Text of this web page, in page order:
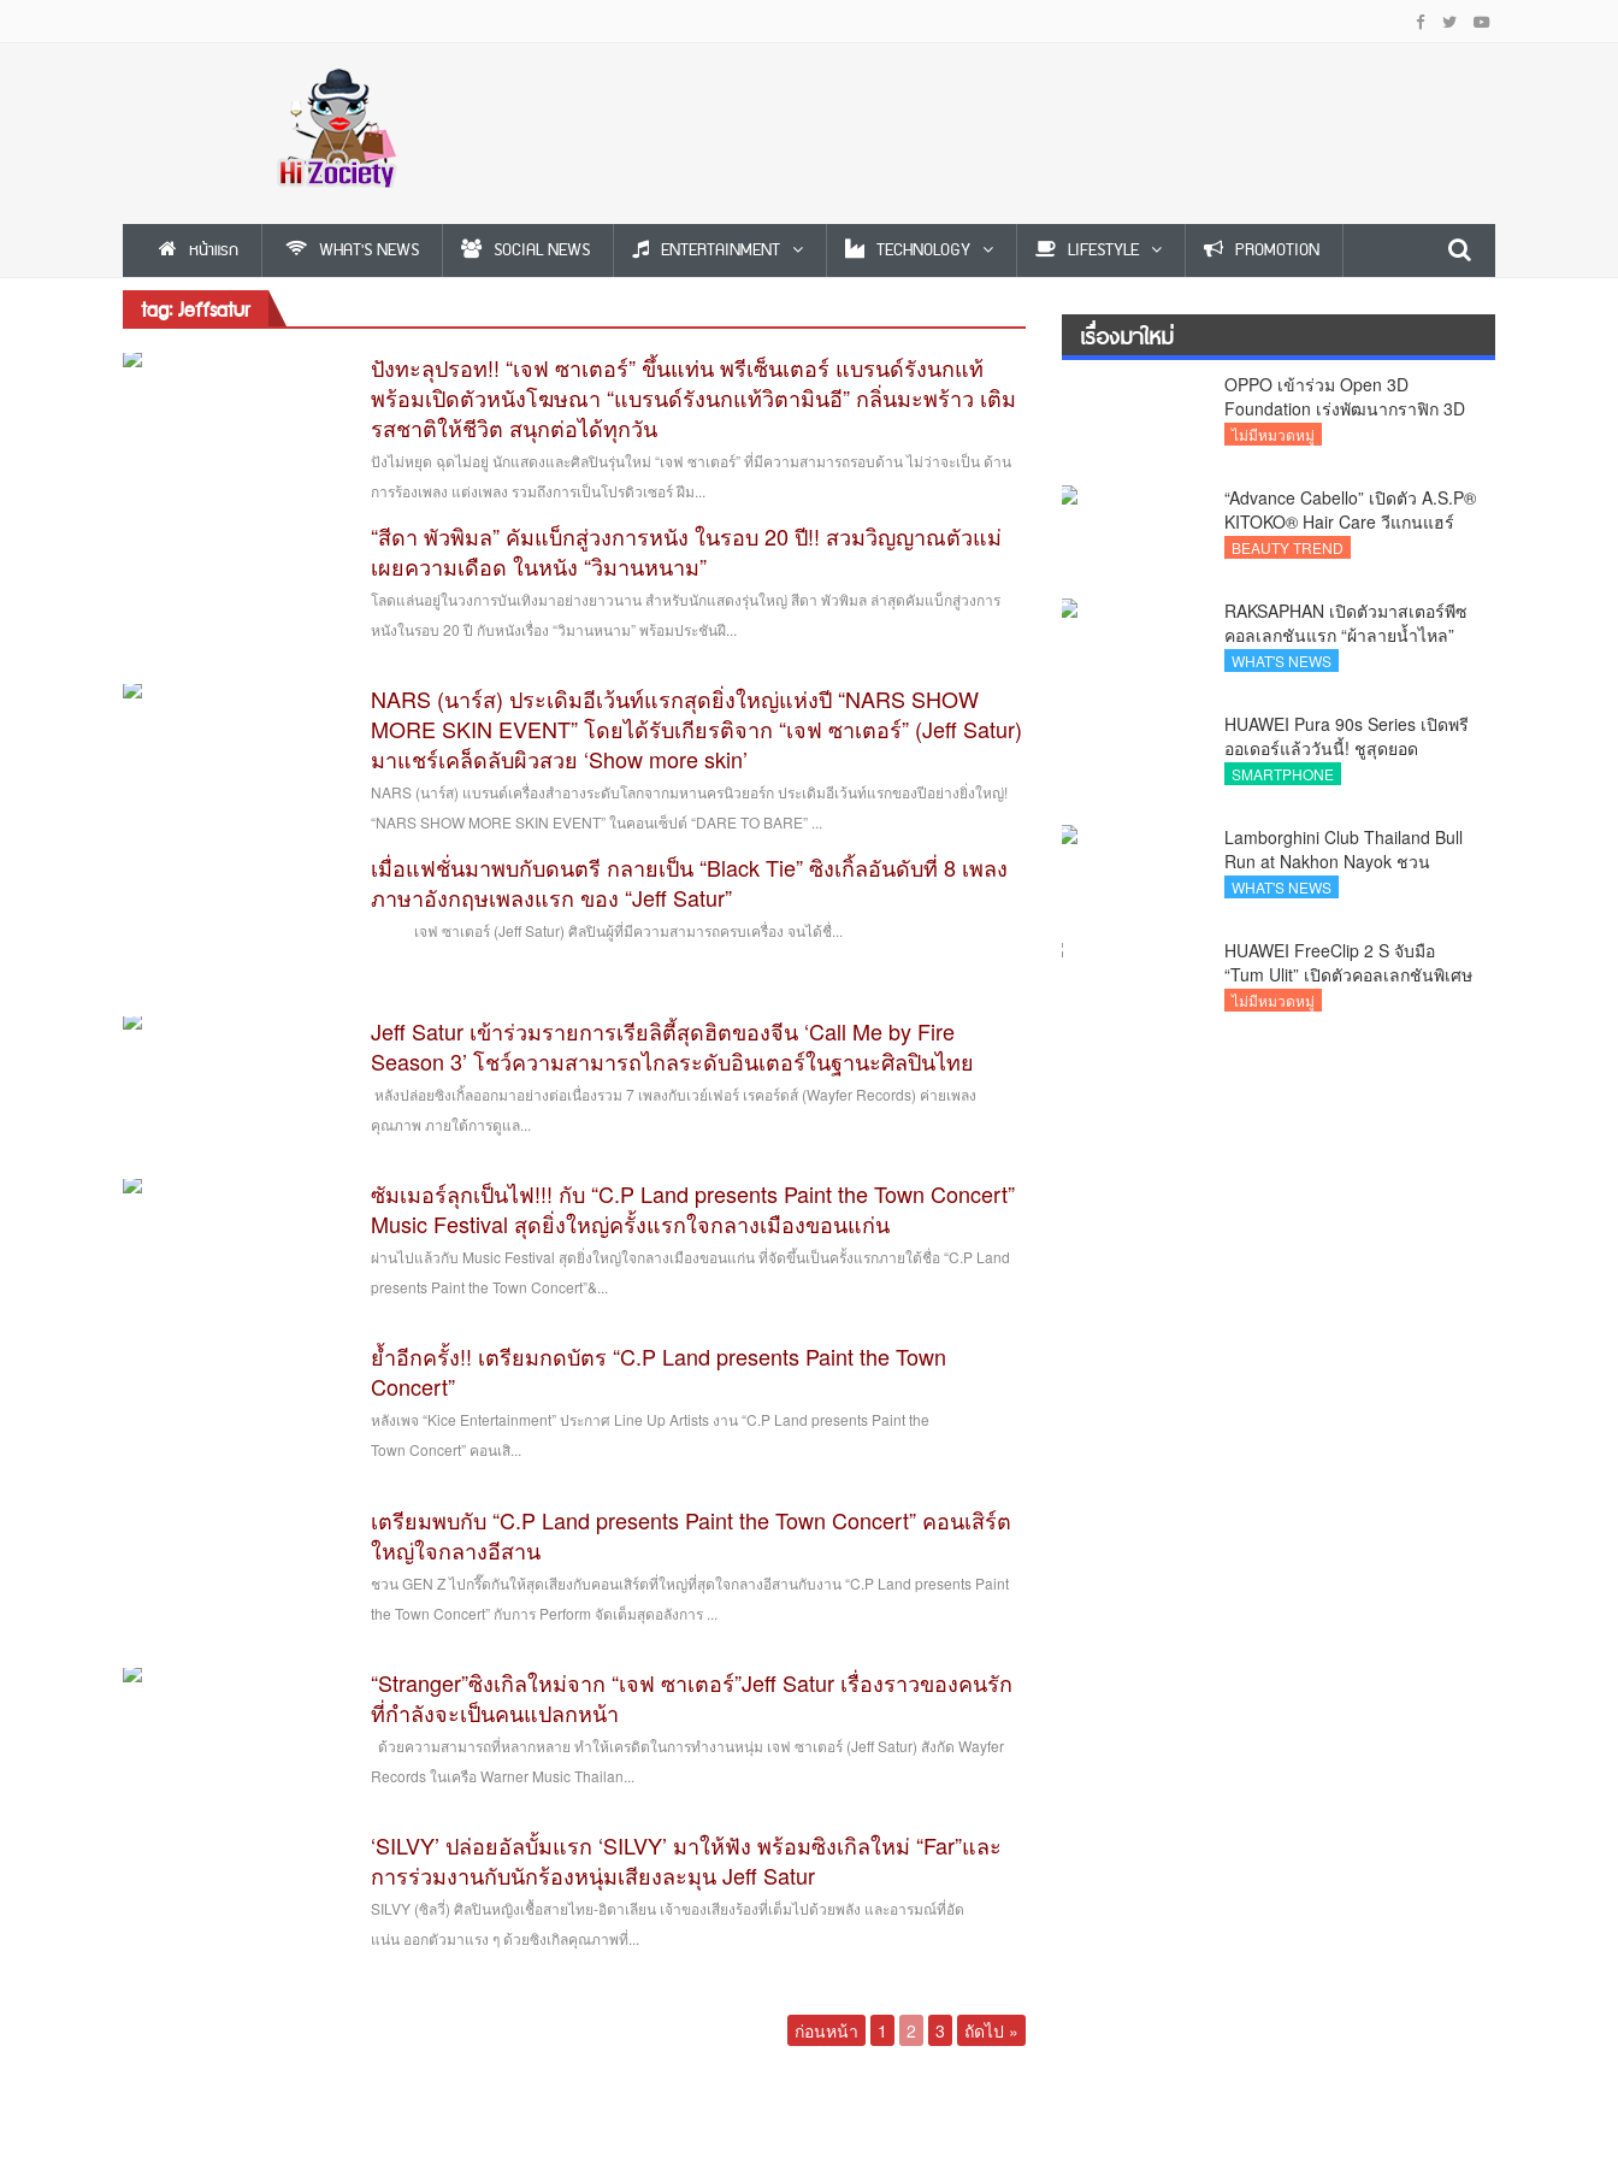
หน้าแรก WHAT'S NEWS SOCIAL NEWS ENTERTAINMENT TECHNOLOGY LIFESTYLE PROMOTION
tag: Jeffsatur
ปังทะลุปรอท!! “เจฟ ซาเตอร์” ขึ้นแท่น พรีเซ็นเตอร์ แบรนด์รังนกแท้
พร้อมเปิดตัวหนังโฆษณา “แบรนด์รังนกแท้วิตามินอี” กลิ่นมะพร้าว เติม
รสชาติให้ชีวิต สนุกต่อได้ทุกวัน
ปังไม่หยุด ฉุดไม่อยู่ นักแสดงและศิลปินรุ่นใหม่ “เจฟ ซาเตอร์” ที่มีความสามารถรอบด้าน ไม่ว่าจะเป็น ด้าน
การร้องเพลง แต่งเพลง รวมถึงการเป็นโปรดิวเซอร์ ฝีม...
“สีดา พัวพิมล” คัมแบ็กสู่วงการหนัง ในรอบ 20 ปี!! สวมวิญญาณตัวแม่
เผยความเดือด ในหนัง “วิมานหนาม”
โลดแล่นอยู่ในวงการบันเทิงมาอย่างยาวนาน สำหรับนักแสดงรุ่นใหญ่ สีดา พัวพิมล ล่าสุดคัมแบ็กสู่วงการ
หนังในรอบ 20 ปี กับหนังเรื่อง “วิมานหนาม” พร้อมประชันฝี...
NARS (นาร์ส) ประเดิมอีเว้นท์แรกสุดยิ่งใหญ่แห่งปี “NARS SHOW
MORE SKIN EVENT” โดยได้รับเกียรติจาก “เจฟ ซาเตอร์” (Jeff Satur)
มาแชร์เคล็ดลับผิวสวย ‘Show more skin’
NARS (นาร์ส) แบรนด์เครื่องสำอางระดับโลกจากมหานครนิวยอร์ก ประเดิมอีเว้นท์แรกของปีอย่างยิ่งใหญ่!
“NARS SHOW MORE SKIN EVENT” ในคอนเซ็ปต์ “DARE TO BARE” ...
เมื่อแฟชั่นมาพบกับดนตรี กลายเป็น “Black Tie” ซิงเกิ้ลอันดับที่ 8 เพลง
ภาษาอังกฤษเพลงแรก ของ “Jeff Satur”
เจฟ ซาเตอร์ (Jeff Satur) ศิลปินผู้ที่มีความสามารถครบเครื่อง จนได้ชื่...
Jeff Satur เข้าร่วมรายการเรียลิตี้สุดฮิตของจีน ‘Call Me by Fire
Season 3’ โชว์ความสามารถไกลระดับอินเตอร์ในฐานะศิลปินไทย
หลังปล่อยซิงเกิ้ลออกมาอย่างต่อเนื่องรวม 7 เพลงกับเวย์เฟอร์ เรคอร์ดส์ (Wayfer Records) ค่ายเพลง
คุณภาพ ภายใต้การดูแล...
ซัมเมอร์ลุกเป็นไฟ!!! กับ “C.P Land presents Paint the Town Concert”
Music Festival สุดยิ่งใหญ่ครั้งแรกใจกลางเมืองขอนแก่น
ผ่านไปแล้วกับ Music Festival สุดยิ่งใหญ่ใจกลางเมืองขอนแก่น ที่จัดขึ้นเป็นครั้งแรกภายใต้ชื่อ “C.P Land
presents Paint the Town Concert”&...
ย้ำอีกครั้ง!! เตรียมกดบัตร “C.P Land presents Paint the Town
Concert”
หลังเพจ “Kice Entertainment” ประกาศ Line Up Artists งาน “C.P Land presents Paint the
Town Concert” คอนเสิ...
เตรียมพบกับ “C.P Land presents Paint the Town Concert” คอนเสิร์ต
ใหญ่ใจกลางอีสาน
ชวน GEN Z ไปกรี๊ดกันให้สุดเสียงกับคอนเสิร์ตที่ใหญ่ที่สุดใจกลางอีสานกับงาน “C.P Land presents Paint
the Town Concert” กับการ Perform จัดเต็มสุดอลังการ ...
“Stranger”ซิงเกิลใหม่จาก “เจฟ ซาเตอร์”Jeff Satur เรื่องราวของคนรัก
ที่กำลังจะเป็นคนแปลกหน้า
ด้วยความสามารถที่หลากหลาย ทำให้เครดิตในการทำงานหนุ่ม เจฟ ซาเตอร์ (Jeff Satur) สังกัด Wayfer
Records ในเครือ Warner Music Thailan...
‘SILVY’ ปล่อยอัลบั้มแรก ‘SILVY’ มาให้ฟัง พร้อมซิงเกิลใหม่ “Far”และ
การร่วมงานกับนักร้องหนุ่มเสียงละมุน Jeff Satur
SILVY (ซิลวี่) ศิลปินหญิงเชื้อสายไทย-อิตาเลียน เจ้าของเสียงร้องที่เต็มไปด้วยพลัง และอารมณ์ที่อัด
แน่น ออกตัวมาแรง ๆ ด้วยซิงเกิลคุณภาพที่...
ก่อนหน้า 1 2 3 ถัดไป »
เรื่องมาใหม่
OPPO เข้าร่วม Open 3D
Foundation เร่งพัฒนากราฟิก 3D
บนอุปกรณ์มือถือ
ไม่มีหมวดหมู่
“Advance Cabello” เปิดตัว A.S.P®
KITOKO® Hair Care วีแกนแฮร์
แคร์ลักชัวรีจากอังกฤษ ยกระดับ
BEAUTY TREND
RAKSAPHAN เปิดตัวมาสเตอร์พีซ
คอลเลกชันแรก “ผ้าลายน้ำไหล”
ยกระดับภูมิปัญญาท้องถิ่นสู่งาน
WHAT'S NEWS
HUAWEI Pura 90s Series เปิดพรี
ออเดอร์แล้ววันนี้! ชูสุดยอด
นวัตกรรมกล้อง พร้อม AI อัจฉริยะ
SMARTPHONE
Lamborghini Club Thailand Bull
Run at Nakhon Nayok ชวน
คาราวานกระทิงดุ สัมผัสธรรมชาติ
WHAT'S NEWS
HUAWEI FreeClip 2 S จับมือ
“Tum Ulit” เปิดตัวคอลเลกชันพิเศษ
Space Explorer ถ่ายทอดศิลปะบน
ไม่มีหมวดหมู่